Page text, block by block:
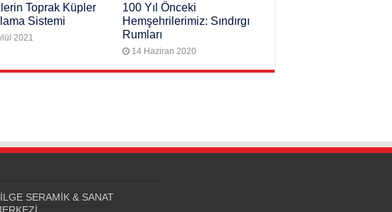
Toprak Küpler
Sistemi
2021
100 Yıl Önceki
Hemşehrilerimiz: Sındırgı
Rumları
14 Haziran 2020
SERAMİK & SANAT